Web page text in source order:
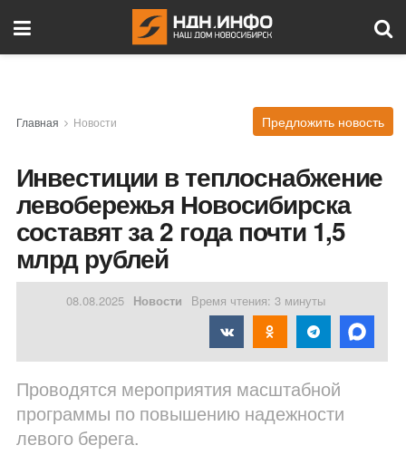
Главная Новости Предложить новость
Инвестиции в теплоснабжение
левобережья Новосибирска
составят за 2 года почти 1,5
млрд рублей
08.08.2025 Новости Время чтения: 3 минуты
Проводятся мероприятия масштабной
программы по повышению надежности
левого берега.